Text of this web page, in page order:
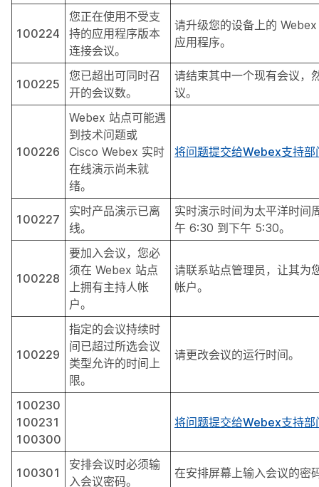
100224
您正在使用不受支
持的应用程序版本
连接会议。
请升级您的设备上的
应用程序。
100225
您已超出可同时召
开的会议数。
请结束其中一个现有会议，
议。
100226
Webex 站点可能遇
到技术问题或
Cisco Webex 实时
在线演示尚未就
绪。
将问题提交给Webex支持部
100227
实时产品演示已离
线。
实时演示时间为太平洋时间
午 6:30 到下午 5:30。
100228
要加入会议，您必
须在 Webex 站点
上拥有主持人帐
户。
请联系站点管理员，让其为
帐户。
100229
指定的会议持续时
间已超过所选会议
类型允许的时间上
限。
请更改会议的运行时间。
100230
100231
100300
将问题提交给Webex支持部
100301
安排会议时必须输
入会议密码。
在安排屏幕上输入会议的密